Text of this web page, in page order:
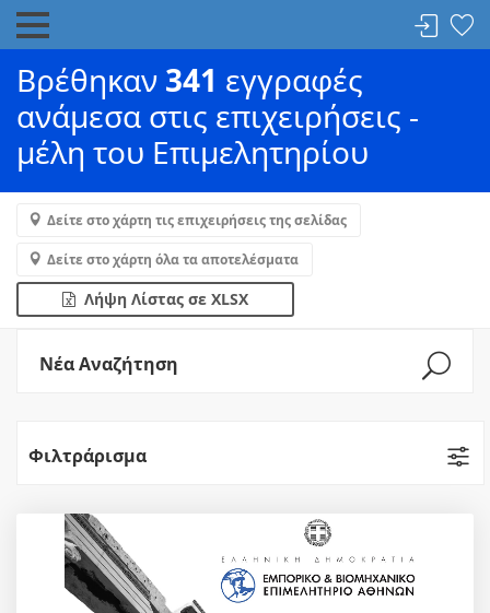
Βρέθηκαν 341 εγγραφές
ανάμεσα στις επιχειρήσεις -
μέλη του Επιμελητηρίου
Δείτε στο χάρτη τις επιχειρήσεις της σελίδας
Δείτε στο χάρτη όλα τα αποτελέσματα
Λήψη Λίστας σε XLSX
Νέα Αναζήτηση
Φιλτράρισμα